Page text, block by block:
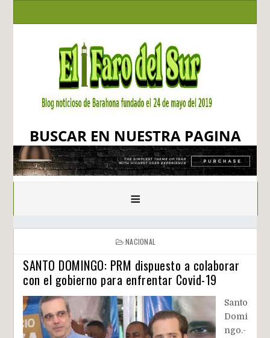
BUSCAR EN NUESTRA PAGINA
≡
NACIONAL
SANTO DOMINGO: PRM dispuesto a colaborar
con el gobierno para enfrentar Covid-19
Santo
Domi
ngo.-